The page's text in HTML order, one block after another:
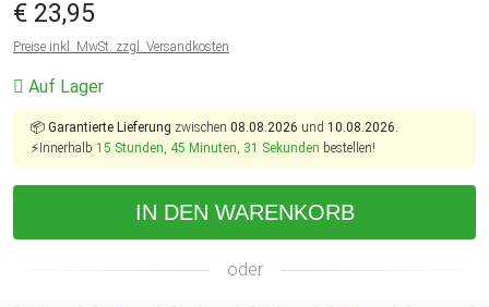
€ 23,95
Preise inkl. MwSt. zzgl. Versandkosten
Auf Lager
📦 Garantierte Lieferung zwischen 08.08.2026 und 10.08.2026.
⚡Innerhalb 15 Stunden, 45 Minuten, 31 Sekunden bestellen!
IN DEN WARENKORB
oder